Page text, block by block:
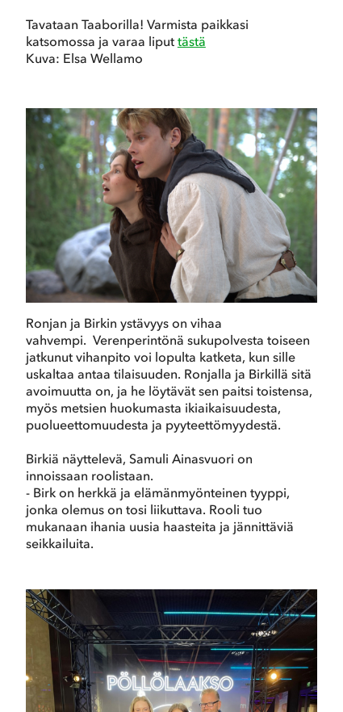
Tavataan Taaborilla! Varmista paikkasi
katsomossa ja varaa liput tästä
Kuva: Elsa Wellamo
Ronjan ja Birkin ystävyys on vihaa
vahvempi. Verenperintönä sukupolvesta toiseen
jatkunut vihanpito voi lopulta katketa, kun sille
uskaltaa antaa tilaisuuden. Ronjalla ja Birkillä sitä
avoimuutta on, ja he löytävät sen paitsi toistensa,
myös metsien huokumasta ikiaikaisuudesta,
puolueettomuudesta ja pyyteettömyydestä.
Birkiä näyttelevä, Samuli Ainasvuori on
innoissaan roolistaan.
- Birk on herkkä ja elämänmyönteinen tyyppi,
jonka olemus on tosi liikuttava. Rooli tuo
mukanaan ihania uusia haasteita ja jännittäviä
seikkailuita.